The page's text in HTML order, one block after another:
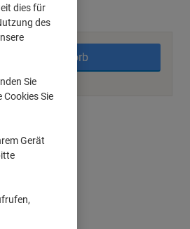
In den Warenkorb
dies für
des
Sie
Sie
Gerät